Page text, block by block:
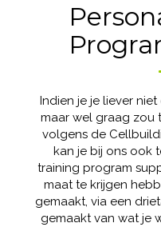
Indien je je liever
maar wel graag zou
volgens de
kan je bij ons ook
training program
maat te krijgen
gemaakt, via een
gemaakt van wat je